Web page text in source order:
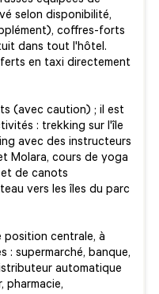
selon disponibilité,
coffres-forts
dans tout l'hôtel.
en taxi directement
(avec caution) ; il est
: trekking sur l'île
avec des instructeurs
Molara, cours de yoga
de canots
vers les îles du parc
position centrale, à
: supermarché, banque,
automatique
pharmacie,